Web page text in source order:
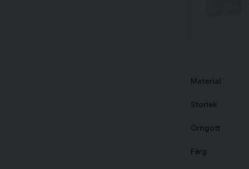
Material
Storlek
Örngott
Färg